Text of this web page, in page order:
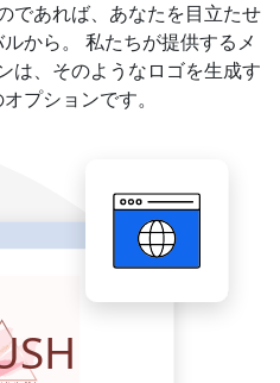
であれば、あなたを目立たせ
から。 私たちが提供するメ
は、そのようなロゴを生成す
プションです。